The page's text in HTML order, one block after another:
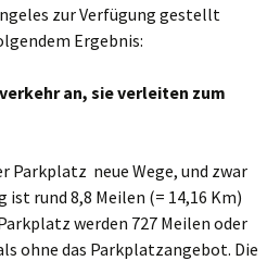
zur Verfügung gestellt
Ergebnis:
an, sie verleiten zum
Parkplatz neue Wege, und zwar
ist rund 8,8 Meilen (= 14,16 Km)
werden 727 Meilen oder
ohne das Parkplatzangebot. Die